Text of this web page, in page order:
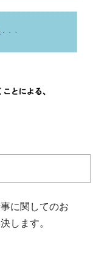
に関してのお
します。